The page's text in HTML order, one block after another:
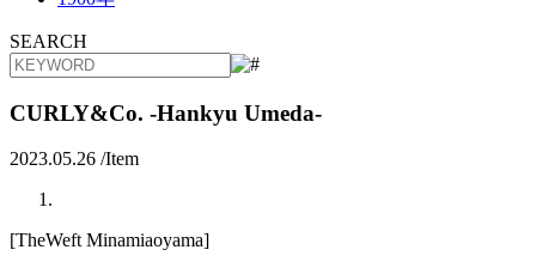
SEARCH
CURLY&Co. -Hankyu Umeda-
2023.05.26 /Item
[TheWeft Minamiaoyama]